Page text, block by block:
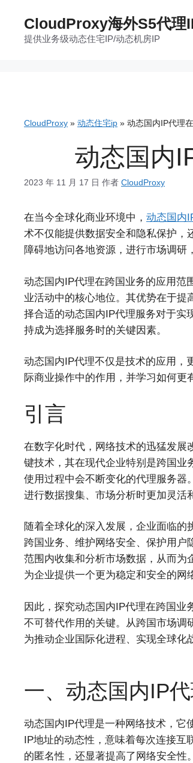
CloudProxy海外S5代理
提供业务级动态住宅IP/动态机房IP
CloudProxy » 动态住宅ip » 动态国内IP代理
动态国内
2023 年 11 月 17 日 作者 CloudProxy
在当今全球化商业环境中， 动态国内
术不仅能提供数据安全和隐私保护，
障碍地访问各地资源，进行市场调研
动态国内IP代理在跨国业务的应用范
业活动中的核心地位。其优势在于
择合适的动态国内IP代理服务对于实
持成为选择服务时的关键因素。
动态国内IP代理不仅是技术的应用，
际商业操作中的作用，并学习如何更
引言
在数字化时代，网络技术的迅猛发展
键技术，其在现代企业特别是跨国业
使用过程中会不断变化的代理服务器
进行数据搜集、市场分析时更加灵活
随着全球化的深入发展，企业面临
跨国业务、维护网络安全、保护用
范围内收集和分析市场数据，从而为
为企业提供一个更为稳定和安全的网
因此，探究动态国内IP代理在跨国业
不可替代作用的关键。从跨国市场调
为推动企业国际化进程、实现全球化
一、动态国内IP
动态国内IP代理是一种网络技术，它
IP地址的动态性，意味着每次连接
的匿名性，还显著提高了网络安全性